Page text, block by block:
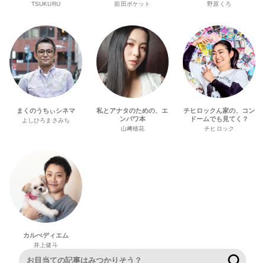
TSUKURU 前田ポケット 野原くろ
まくのうちぃシネマ
よしひろまさみち
私とアナタのための、エ
ンパワ本
山﨑穂花
チヒロックん家の、コン
ドームでも見てく？
チヒロック
カルぺディエム
井上健斗